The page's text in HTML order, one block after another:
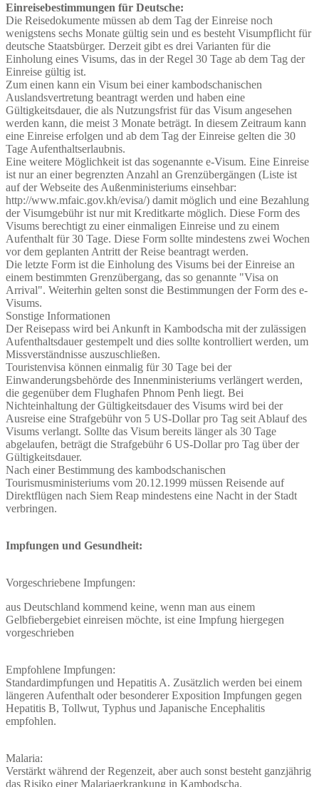
Einreisebestimmungen für Deutsche:
Die Reisedokumente müssen ab dem Tag der Einreise noch
wenigstens sechs Monate gültig sein und es besteht Visumpflicht für
deutsche Staatsbürger. Derzeit gibt es drei Varianten für die
Einholung eines Visums, das in der Regel 30 Tage ab dem Tag der
Einreise gültig ist.
Zum einen kann ein Visum bei einer kambodschanischen
Auslandsvertretung beantragt werden und haben eine
Gültigkeitsdauer, die als Nutzungsfrist für das Visum angesehen
werden kann, die meist 3 Monate beträgt. In diesem Zeitraum kann
eine Einreise erfolgen und ab dem Tag der Einreise gelten die 30
Tage Aufenthaltserlaubnis.
Eine weitere Möglichkeit ist das sogenannte e-Visum. Eine Einreise
ist nur an einer begrenzten Anzahl an Grenzübergängen (Liste ist
auf der Webseite des Außenministeriums einsehbar:
http://www.mfaic.gov.kh/evisa/) damit möglich und eine Bezahlung
der Visumgebühr ist nur mit Kreditkarte möglich. Diese Form des
Visums berechtigt zu einer einmaligen Einreise und zu einem
Aufenthalt für 30 Tage. Diese Form sollte mindestens zwei Wochen
vor dem geplanten Antritt der Reise beantragt werden.
Die letzte Form ist die Einholung des Visums bei der Einreise an
einem bestimmten Grenzübergang, das so genannte "Visa on
Arrival". Weiterhin gelten sonst die Bestimmungen der Form des e-
Visums.
Sonstige Informationen
Der Reisepass wird bei Ankunft in Kambodscha mit der zulässigen
Aufenthaltsdauer gestempelt und dies sollte kontrolliert werden, um
Missverständnisse auszuschließen.
Touristenvisa können einmalig für 30 Tage bei der
Einwanderungsbehörde des Innenministeriums verlängert werden,
die gegenüber dem Flughafen Phnom Penh liegt. Bei
Nichteinhaltung der Gültigkeitsdauer des Visums wird bei der
Ausreise eine Strafgebühr von 5 US-Dollar pro Tag seit Ablauf des
Visums verlangt. Sollte das Visum bereits länger als 30 Tage
abgelaufen, beträgt die Strafgebühr 6 US-Dollar pro Tag über der
Gültigkeitsdauer.
Nach einer Bestimmung des kambodschanischen
Tourismusministeriums vom 20.12.1999 müssen Reisende auf
Direktflügen nach Siem Reap mindestens eine Nacht in der Stadt
verbringen.
Impfungen und Gesundheit:
Vorgeschriebene Impfungen:
aus Deutschland kommend keine, wenn man aus einem
Gelbfiebergebiet einreisen möchte, ist eine Impfung hiergegen
vorgeschrieben
Empfohlene Impfungen:
Standardimpfungen und Hepatitis A. Zusätzlich werden bei einem
längeren Aufenthalt oder besonderer Exposition Impfungen gegen
Hepatitis B, Tollwut, Typhus und Japanische Encephalitis
empfohlen.
Malaria:
Verstärkt während der Regenzeit, aber auch sonst besteht ganzjährig
das Risiko einer Malariaerkrankung in Kambodscha.